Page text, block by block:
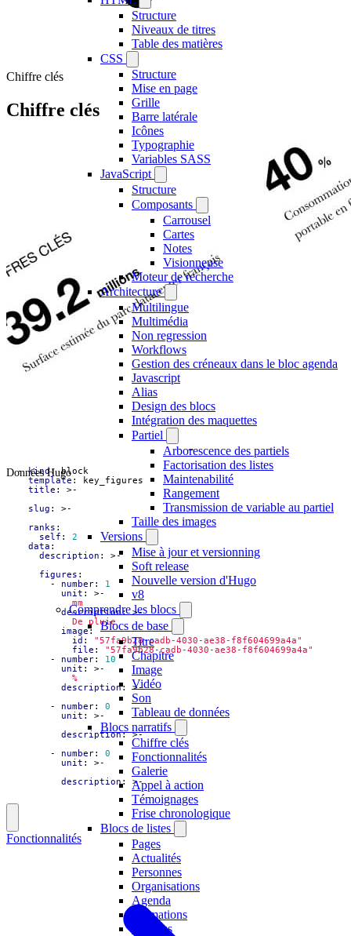
Structure
Niveaux de titres
Table des matières
CSS
Structure
Mise en page
Grille
Barre latérale
Icônes
Typographie
Variables SASS
JavaScript
Structure
Composants
Carrousel
Cartes
Notes
Visionneuse
Moteur de recherche
Architecture
Multilingue
Multimédia
Non regression
Workflows
Gestion des créneaux dans le bloc agenda
Javascript
Alias
Design des blocs
Intégration des maquettes
Partiel
Arborescence des partiels
Factorisation des listes
Maintenabilité
Rangement
Transmission de variable au partiel
Taille des images
Versions
Mise à jour et versionning
Soft release
Nouvelle version d'Hugo
v8
Comprendre les blocs
Blocs de base
Titre
Chapitre
Image
Vidéo
Son
Tableau de données
Blocs narratifs
Chiffre clés
Fonctionnalités
Galerie
Appel à action
Témoignages
Frise chronologique
Blocs de listes
Pages
Actualités
Personnes
Organisations
Agenda
Formations
Campus
Chiffre clés
Chiffre clés
Données Hugo
- kind: block
template :
key_figures
title :
>-
slug :
>-
ranks :
self :
2
data :
description :
>-
figures :
- number:
1
unit :
>-
            mm
description: >-
            De pluie
image:
id :
"57fa9b28-cadb-4030-ae38-f8f604699a4a"
file :
"57fa9b28-cadb-4030-ae38-f8f604699a4a"
- number:
10
unit :
>-
            %
description:
>-
- number:
0
unit :
>-
description: >-
- number:
0
unit :
>-
description : >-
Fonctionnalités